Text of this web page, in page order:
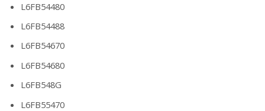
L6FB54480
L6FB54488
L6FB54670
L6FB54680
L6FB548G
L6FB55470